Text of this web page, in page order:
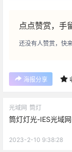
点点赞赏，手
还没有人赞赏，快
海报分享
光域网 筒灯
筒灯灯光-IES光域
2023-2-10 9:38:28